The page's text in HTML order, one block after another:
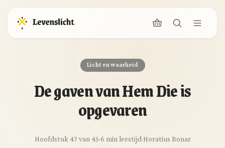
Licht en waarheid
De gaven van Hem Die is
opgevaren
Hoofdstuk 47 van 45·6 min leestijd·Horatius Bonar